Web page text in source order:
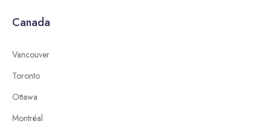
Canada
Vancouver
Toronto
Ottawa
Montréal